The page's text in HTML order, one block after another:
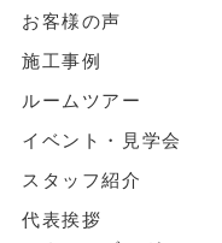
お客様の声
施工事例
ルームツアー
イベント・見学会
スタッフ紹介
代表挨拶